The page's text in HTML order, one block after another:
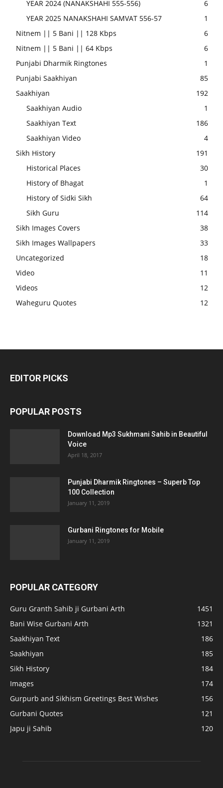
YEAR 2024 (NANAKSHAHI 555-556)
6
YEAR 2025 NANAKSHAHI SAMVAT 556-57
1
Nitnem || 5 Bani || 128 Kbps
6
Nitnem || 5 Bani || 64 Kbps
6
Punjabi Dharmik Ringtones
1
Punjabi Saakhiyan
85
Saakhiyan
192
Saakhiyan Audio
1
Saakhiyan Text
186
Saakhiyan Video
4
Sikh History
191
Historical Places
30
History of Bhagat
1
History of Sidki Sikh
64
Sikh Guru
114
Sikh Images Covers
38
Sikh Images Wallpapers
33
Uncategorized
18
Video
11
Videos
12
Waheguru Quotes
12
EDITOR PICKS
POPULAR POSTS
Download Mp3 Sukhmani Sahib in Beautiful
Voice
April 18, 2017
Punjabi Dharmik Ringtones – Superb Top
100 Collection
January 11, 2019
Gurbani Ringtones for Mobile
January 11, 2019
POPULAR CATEGORY
Guru Granth Sahib ji Gurbani Arth
1451
Bani Wise Gurbani Arth
1321
Saakhiyan Text
186
Saakhiyan
185
Sikh History
184
Images
174
Gurpurb and Sikhism Greetings Best Wishes
156
Gurbani Quotes
121
Japu ji Sahib
120